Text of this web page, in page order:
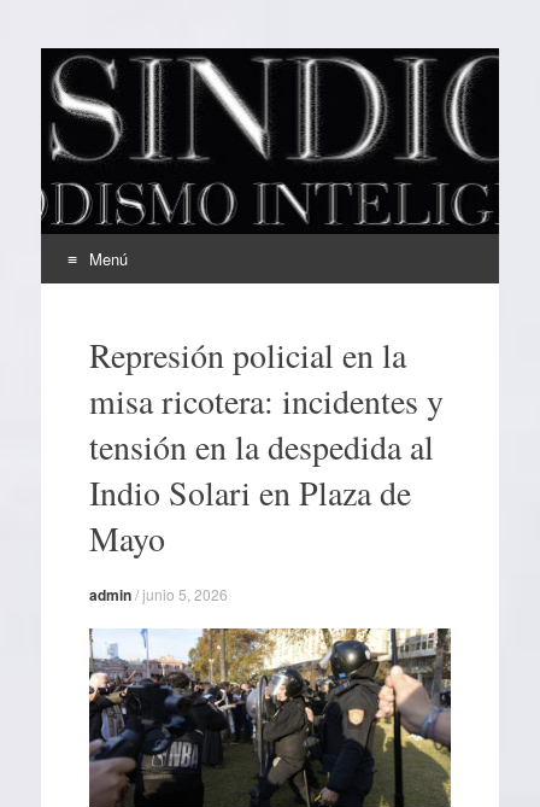
EL SINDICAL
Periodismo Inteligente
Menú
contenidoRepresión policial en la
misa ricotera: incidentes y
tensión en la despedida al
Indio Solari en Plaza de
Mayo
admin/junio 5, 2026